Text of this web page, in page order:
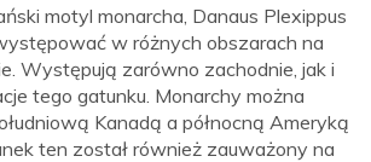
motyl monarcha, Danaus Plexippus
w różnych obszarach na
Występują zarówno zachodnie, jak i
tego gatunku. Monarchy można
Kanadą a północną Ameryką
ten został również zauważony na